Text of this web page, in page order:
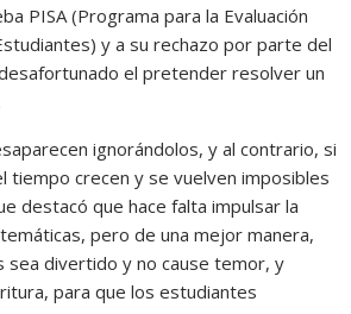
PISA (Programa para la Evaluación
y a su rechazo por parte del
el pretender resolver un
ignorándolos, y al contrario, si
tiempo crecen y se vuelven imposibles
destacó que hace falta impulsar la
pero de una mejor manera,
sea divertido y no cause temor, y
para que los estudiantes